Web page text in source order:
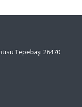
Tepebaşı 26470